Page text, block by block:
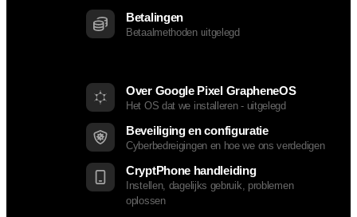
Betalingen
Betaalmethoden uitgelegd
Over Google Pixel GrapheneOS
Het OS dat we installeren - uitgelegd
Beveiliging en configuratie
Cyberbedreigingen en hoe we ons verdedigen
CryptPhone handleiding
Instellen, dagelijks gebruik, problemen
oplossen